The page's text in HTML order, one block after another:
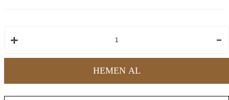
HEMEN AL